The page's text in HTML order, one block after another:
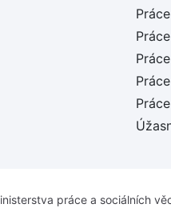
práce a sociálních